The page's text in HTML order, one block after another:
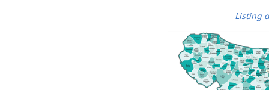
Listing